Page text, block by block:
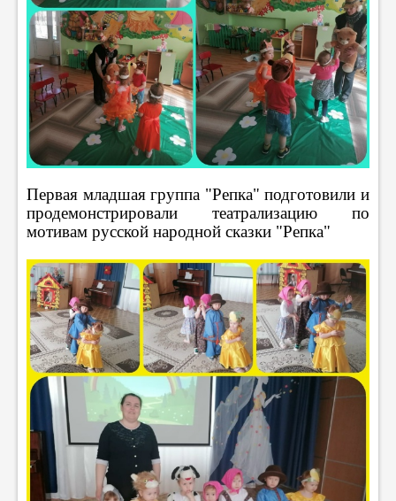
Первая младшая группа "Репка" подготовили и
продемонстрировали театрализацию по
мотивам русской народной сказки "Репка"